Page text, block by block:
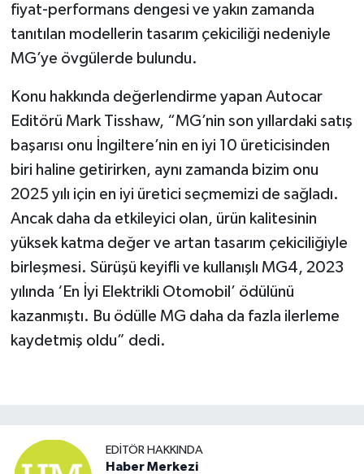
fiyat-performans dengesi ve yakın zamanda
tanıtılan modellerin tasarım çekiciliği nedeniyle
MG’ye övgülerde bulundu.
Konu hakkında değerlendirme yapan Autocar
Editörü Mark Tisshaw, “MG’nin son yıllardaki satış
başarısı onu İngiltere’nin en iyi 10 üreticisinden
biri haline getirirken, aynı zamanda bizim onu
2025 yılı için en iyi üretici seçmemizi de sağladı.
Ancak daha da etkileyici olan, ürün kalitesinin
yüksek katma değer ve artan tasarım çekiciliğiyle
birleşmesi. Sürüşü keyifli ve kullanışlı MG4, 2023
yılında ‘En İyi Elektrikli Otomobil’ ödülünü
kazanmıştı. Bu ödülle MG daha da fazla ilerleme
kaydetmiş oldu” dedi.
EDITÖR HAKKINDA
Haber Merkezi